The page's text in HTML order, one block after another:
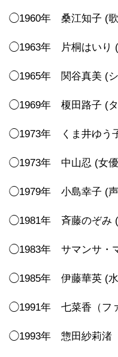
◯1960年 桑江知子 (
◯1963年 片桐はいり
◯1965年 関谷真美 (シ
◯1969年 榎田路子 (
◯1973年 くま井ゆう
◯1973年 中山忍 (女
◯1979年 小島幸子 (
◯1981年 斉藤のぞみ
◯1983年 サマンサ・
◯1985年 伊藤華英 (
◯1991年 七菜香（フ
◯1993年 惣田紗莉渚（